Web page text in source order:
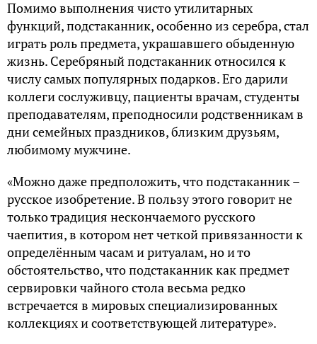
Помимо выполнения чисто утилитарных
функций, подстаканник, особенно из серебра, стал
играть роль предмета, украшавшего обыденную
жизнь. Серебряный подстаканник относился к
числу самых популярных подарков. Его дарили
коллеги сослуживцу, пациенты врачам, студенты
преподавателям, преподносили родственникам в
дни семейных праздников, близким друзьям,
любимому мужчине.
«Можно даже предположить, что подстаканник –
русское изобретение. В пользу этого говорит не
только традиция нескончаемого русского
чаепития, в котором нет четкой привязанности к
определённым часам и ритуалам, но и то
обстоятельство, что подстаканник как предмет
сервировки чайного стола весьма редко
встречается в мировых специализированных
коллекциях и соответствующей литературе».